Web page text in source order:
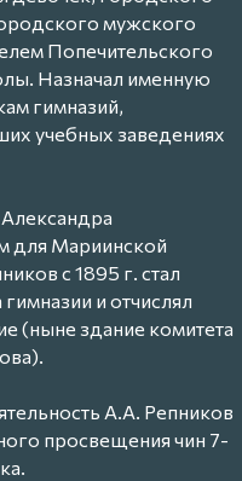
мужского
Попечительского
Назначал именную
гимназий,
учебных заведениях
для Мариинской
с 1895 г. стал
и отчислял
(ныне здание комитета
А.А. Репников
просвещения чин 7-